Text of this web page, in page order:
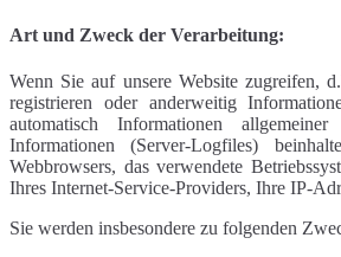
Art und Zweck der Verarbeitung:
Wenn Sie auf unsere Website zugreifen,
registrieren oder anderweitig
automatisch Informationen
Informationen (Server-Logfiles)
Webbrowsers, das verwendete
Ihres Internet-Service-Providers, Ihre IP-
Sie werden insbesondere zu folgenden